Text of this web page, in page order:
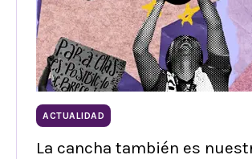
ACTUALIDAD
La cancha también es